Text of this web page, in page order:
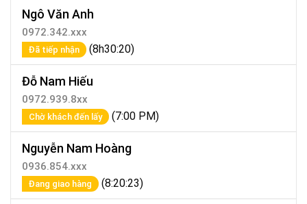
Ngô Văn Anh
0972.342.xxx
Đã tiếp nhận (8h30:20)
Đỗ Nam Hiếu
0972.939.8xx
Chờ khách đến lấy (7:00 PM)
Nguyễn Nam Hoàng
0936.854.xxx
Đang giao hàng (8:20:23)